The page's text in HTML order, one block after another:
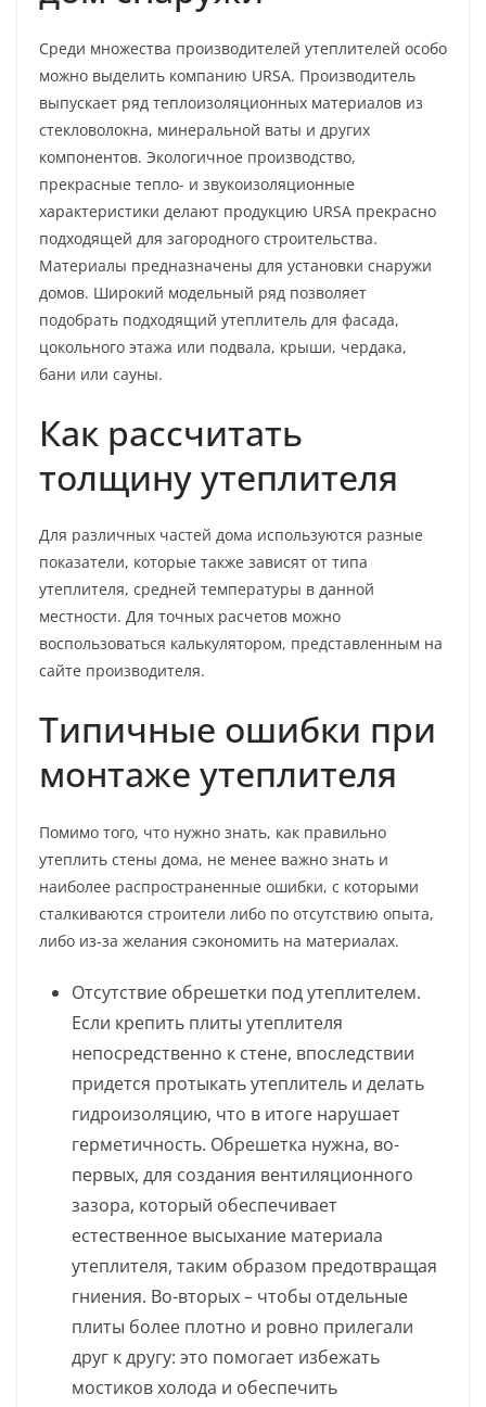
Среди множества производителей утеплителей особо
можно выделить компанию URSA. Производитель
выпускает ряд теплоизоляционных материалов из
стекловолокна, минеральной ваты и других
компонентов. Экологичное производство,
прекрасные тепло- и звукоизоляционные
характеристики делают продукцию URSA прекрасно
подходящей для загородного строительства.
Материалы предназначены для установки снаружи
домов. Широкий модельный ряд позволяет
подобрать подходящий утеплитель для фасада,
цокольного этажа или подвала, крыши, чердака,
бани или сауны.
Как рассчитать
толщину утеплителя
Для различных частей дома используются разные
показатели, которые также зависят от типа
утеплителя, средней температуры в данной
местности. Для точных расчетов можно
воспользоваться калькулятором, представленным на
сайте производителя.
Типичные ошибки при
монтаже утеплителя
Помимо того, что нужно знать, как правильно
утеплить стены дома, не менее важно знать и
наиболее распространенные ошибки, с которыми
сталкиваются строители либо по отсутствию опыта,
либо из-за желания сэкономить на материалах.
Отсутствие обрешетки под утеплителем.
Если крепить плиты утеплителя
непосредственно к стене, впоследствии
придется протыкать утеплитель и делать
гидроизоляцию, что в итоге нарушает
герметичность. Обрешетка нужна, во-
первых, для создания вентиляционного
зазора, который обеспечивает
естественное высыхание материала
утеплителя, таким образом предотвращая
гниения. Во-вторых – чтобы отдельные
плиты более плотно и ровно прилегали
друг к другу: это помогает избежать
мостиков холода и обеспечить